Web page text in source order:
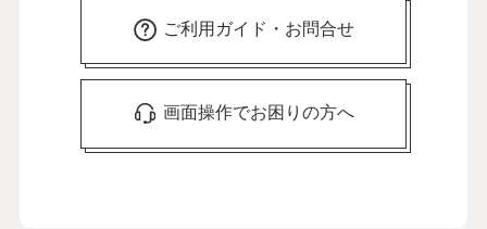
ご利用ガイド・お問合せ
画面操作でお困りの方へ